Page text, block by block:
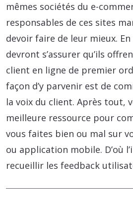
mêmes sociétés du e-
responsables de ces sites
devoir faire de leur mieux.
devront s’assurer qu’ils
client en ligne de premier
façon d’y parvenir est de
la voix du client. Après tout,
meilleure ressource pour
vous faites bien ou mal sur
ou application mobile. D’où
recueillir les feedback